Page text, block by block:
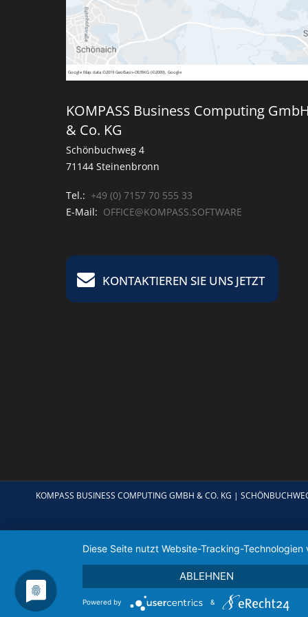
GoogleMap data ©2019 GeoBasis-DE/BKG (©2009), Google
KOMPASS Business Computing GmbH
& Co. KG
Schönbuchweg 4
71144 Steinenbronn
Tel.: +49 (0) 7157 70 555 33
E-Mail: OFFICE@KOMPASS.SOFTWARE
KONTAKTIEREN SIE UNS JETZT
KOMPASS BUSINESS COMPUTING GMBH & CO. KG |
Diese Seite nutzt Website-Tracking-
ABLEHNEN
Powered by &